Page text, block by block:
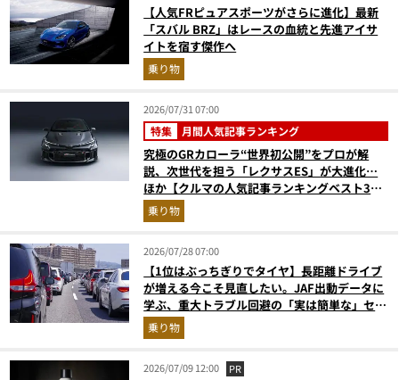
【人気FRピュアスポーツがさらに進化】最新
「スバル BRZ」はレースの血統と先進アイサ
イトを宿す傑作へ
乗り物
2026/07/31 07:00
特集 月間人気記事ランキング
究極のGRカローラ“世界初公開”をプロが解
説、次世代を担う「レクサスES」が大進化…
ほか【クルマの人気記事ランキングベスト3】
（2026年6月版）
乗り物
2026/07/28 07:00
【1位はぶっちぎりでタイヤ】長距離ドライブ
が増える今こそ見直したい。JAF出動データに
学ぶ、重大トラブル回避の「実は簡単な」セル
フメンテ術
乗り物
2026/07/09 12:00 PR